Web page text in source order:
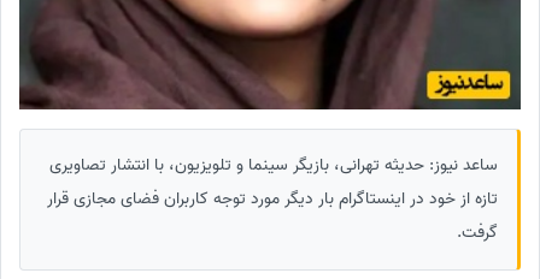
ساعد نیوز: حدیثه تهرانی، بازیگر سینما و تلویزیون، با انتشار تصاویری
تازه از خود در اینستاگرام بار دیگر مورد توجه کاربران فضای مجازی قرار
گرفت.